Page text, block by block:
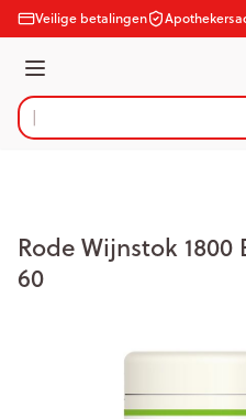
Ga naar de inhoud
Veilige betalingen
Menu
Product, merk, categorie...
Rode Wijnstok 1800
60